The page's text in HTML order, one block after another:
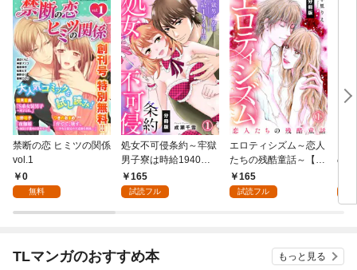
禁断の恋 ヒミツの関係
vol.1
0
無料
処女不可侵条約～牢獄
男子寮は時給1940円
～【分冊版】（1）
165
試読フル
エロティシズム～恋人
たちの残酷童話～【分
冊版】（1）
165
試読フル
の
び
TLマンガのおすすめ本 もっと見る